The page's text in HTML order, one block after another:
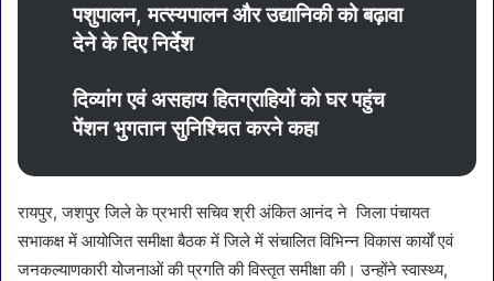
पशुपालन, मत्स्यपालन और उद्यानिकी को बढ़ावा
देने के दिए निर्देश
दिव्यांग एवं असहाय हितग्राहियों को घर पहुंच
पेंशन भुगतान सुनिश्चित करने कहा
रायपुर, जशपुर जिले के प्रभारी सचिव श्री अंकित आनंद ने जिला पंचायत
सभाकक्ष में आयोजित समीक्षा बैठक में जिले में संचालित विभिन्न विकास कार्यों एवं
जनकल्याणकारी योजनाओं की प्रगति की विस्तृत समीक्षा की। उन्होंने स्वास्थ्य,